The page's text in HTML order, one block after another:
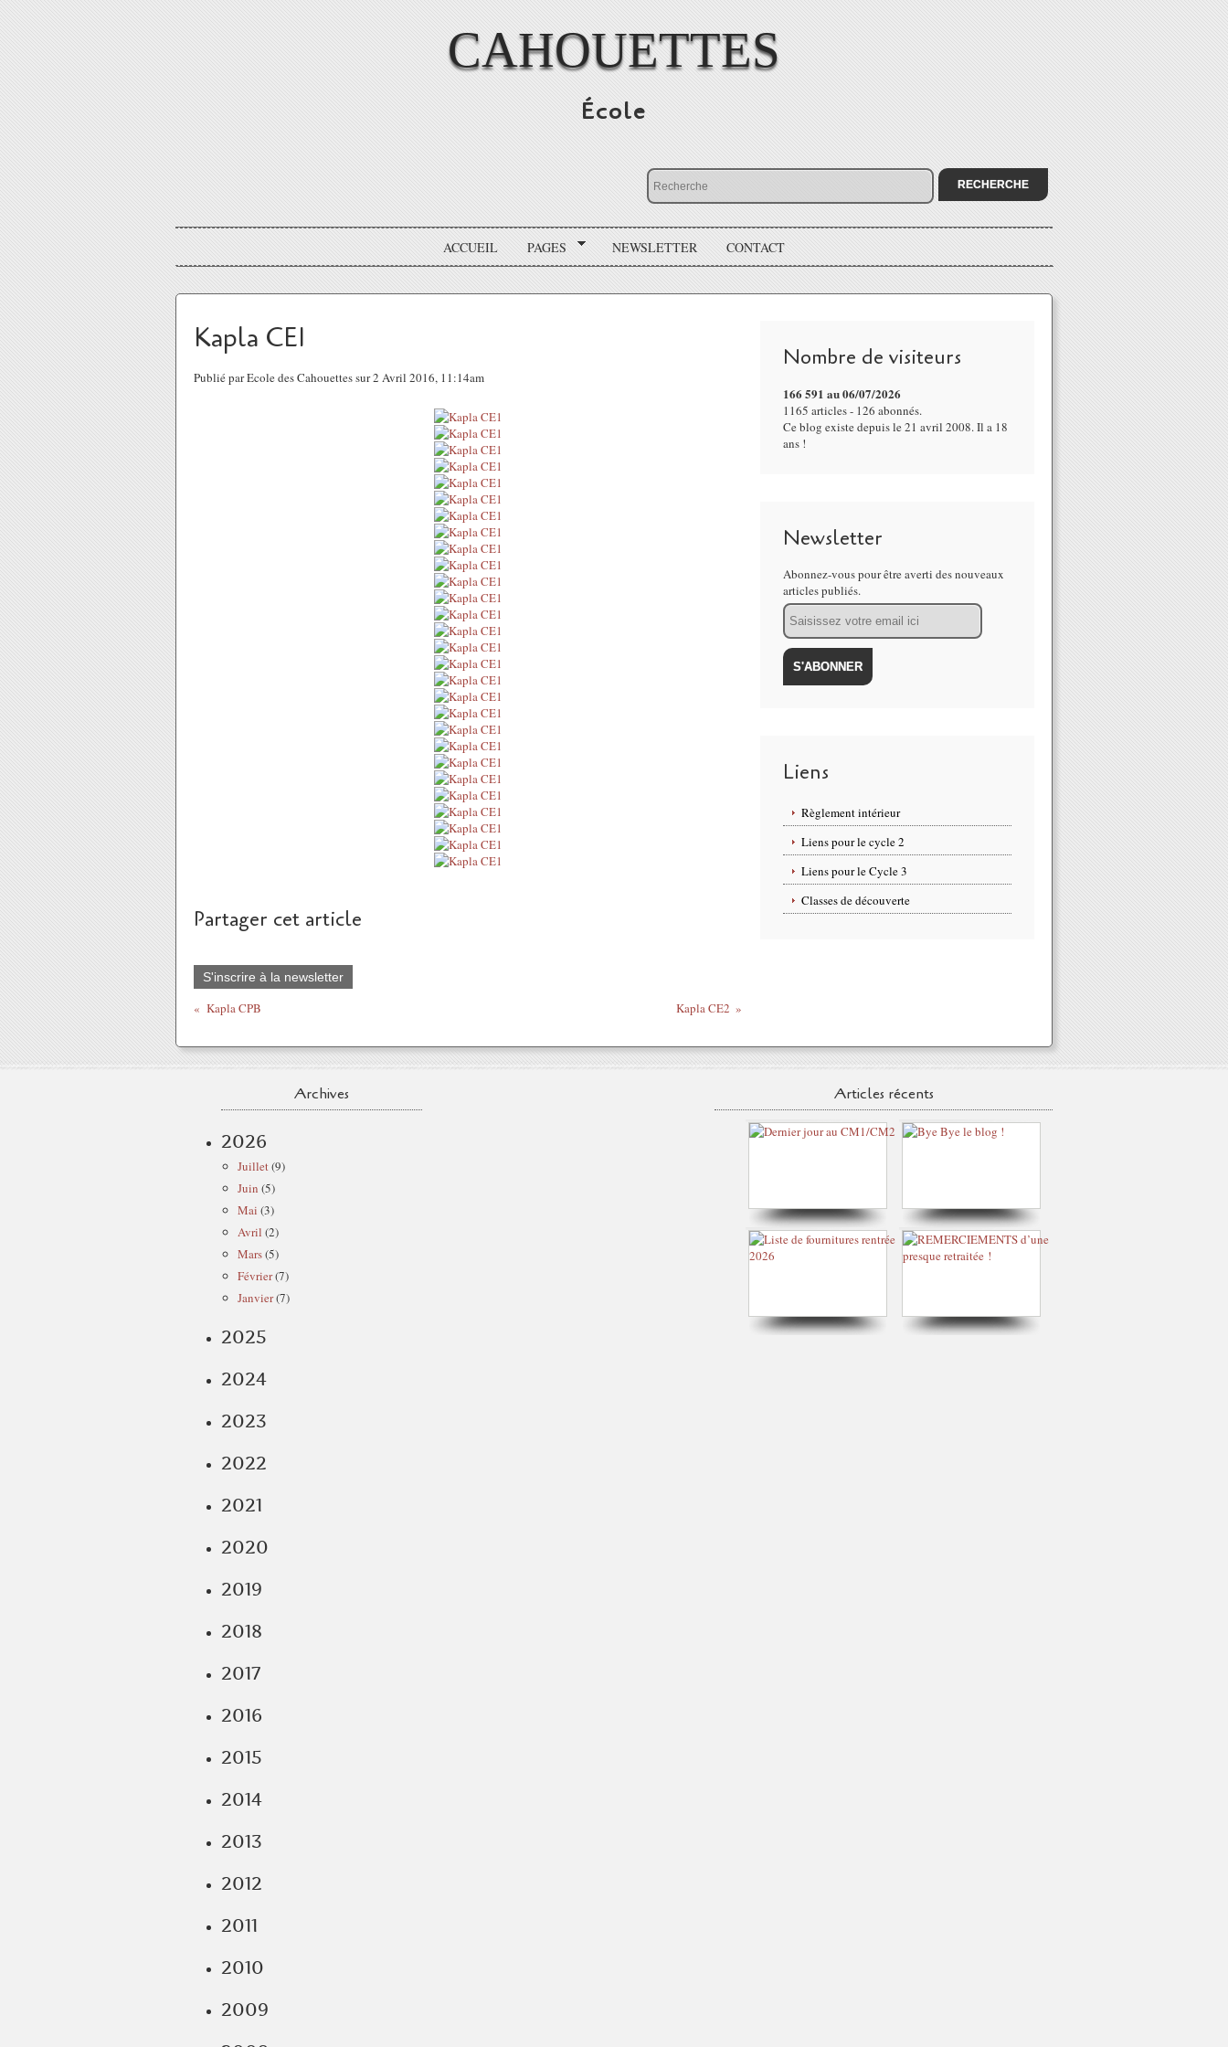
CAHOUETTES
École
ACCUEIL PAGES NEWSLETTER CONTACT
Kapla CE1
Publié par Ecole des Cahouettes sur 2 Avril 2016, 11:14am
Partager cet article
S'inscrire à la newsletter
Kapla CPB Kapla CE2
Nombre de visiteurs
166 591 au 06/07/2026
1165 articles - 126 abonnés.
Ce blog existe depuis le 21 avril 2008. Il a 18
ans !
Newsletter
Abonnez-vous pour être averti des nouveaux
articles publiés.
Email
Liens
Règlement intérieur
Liens pour le cycle 2
Liens pour le Cycle 3
Classes de découverte
Archives
2026
Juillet(9)
Juin (5)
Mai (3)
Avril (2)
Mars(5)
Février(7)
Janvier(7)
2025
2024
2023
2022
2021
2020
2019
2018
2017
2016
2015
2014
2013
2012
2011
2010
2009
Articles récents